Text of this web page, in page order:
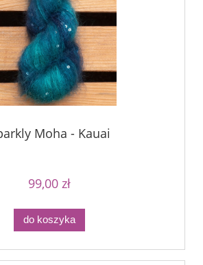
Moha - Kauai
99,00 zł
do koszyka